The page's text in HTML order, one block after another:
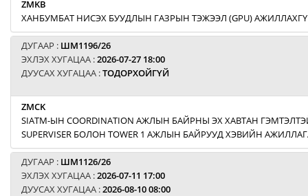
ZMKB
ХАНБУМБАТ НИСЭХ БУУДЛЫН ГАЗРЫН ТЭЖЭЭЛ (GPU)
ДУГААР : ШМ1196/26
ЭХЛЭХ ХУГАЦАА :2026-07-27 18:00
ДУУСАХ ХУГАЦАА :ТОДОРХОЙГҮЙ
ZMCK
SIATM-ЫН COORDINATION АЖЛЫН БАЙРНЫ ЭХ ХАВТАН
SUPERVISER БОЛОН TOWER 1 АЖЛЫН БАЙРУУД ХЭВИЙН
ДУГААР : ШМ1126/26
ЭХЛЭХ ХУГАЦАА :2026-07-11 17:00
ДУУСАХ ХУГАЦАА :2026-08-10 08:00